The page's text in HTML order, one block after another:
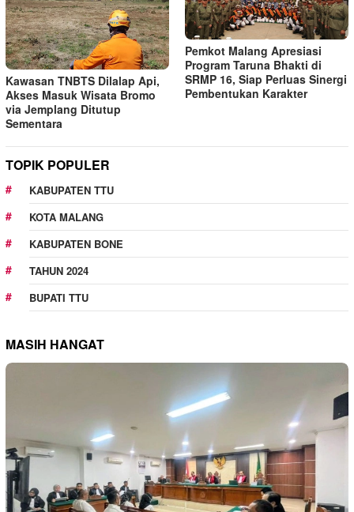
Kawasan TNBTS Dilalap Api,
Akses Masuk Wisata Bromo
via Jemplang Ditutup
Sementara
Pemkot Malang Apresiasi
Program Taruna Bhakti di
SRMP 16, Siap Perluas Sinergi
Pembentukan Karakter
TOPIK POPULER
KABUPATEN TTU
KOTA MALANG
KABUPATEN BONE
TAHUN 2024
BUPATI TTU
MASIH HANGAT